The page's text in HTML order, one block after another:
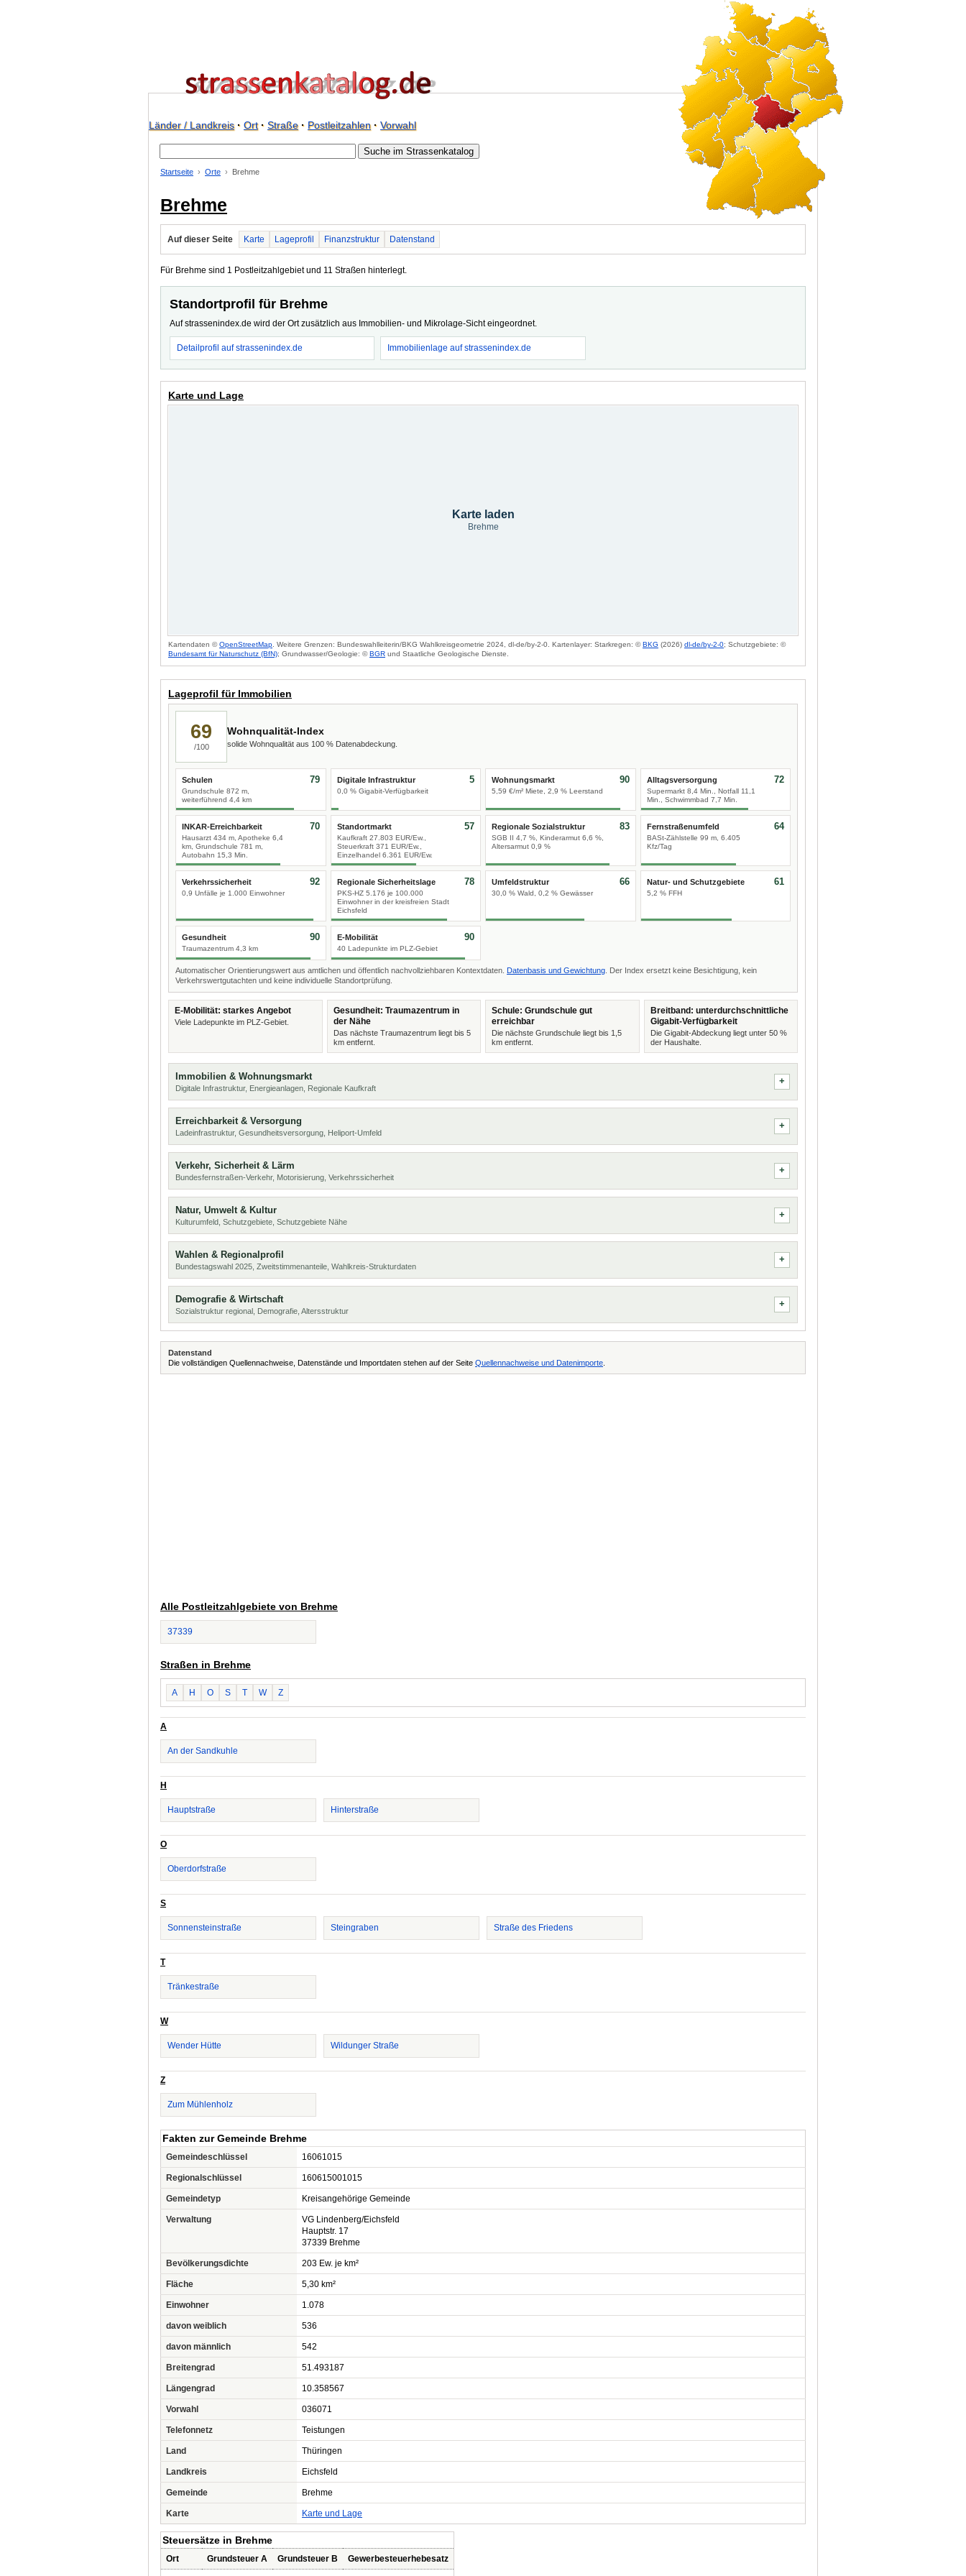
Länder / Landkreis· Ort· Straße· Postleitzahlen· Vorwahl
Startseite Orte Brehme
Brehme
Auf dieser Seite Karte Lageprofil Finanzstruktur Datenstand
Für Brehme sind 1 Postleitzahlgebiet und 11 Straßen hinterlegt.
Standortprofil für Brehme
Auf strassenindex.de wird der Ort zusätzlich aus Immobilien- und Mikrolage-Sicht eingeordnet.
Detailprofil auf strassenindex.de Immobilienlage auf strassenindex.de
Karte und Lage
Karte laden
Brehme
Kartendaten ©OpenStreetMap . Weitere Grenzen: Bundeswahlleiterin/BKG Wahlkreisgeometrie 2024, dl-de/by-2-0. Kartenlayer: Starkregen: ©BKG (2026) dl-de/by-2-0; Schutzgebiete: ©
Bundesamt für Naturschutz (BfN); Grundwasser/Geologie: ©BGR und Staatliche Geologische Dienste.
Lageprofil für Immobilien
69
/100
Wohnqualität-Index
solide Wohnqualität aus 100 % Datenabdeckung.
Schulen
Grundschule 872 m,
weiterführend 4,4 km
79 Digitale Infrastruktur
0,0 % Gigabit-Verfügbarkeit
5 Wohnungsmarkt
5,59 €/m² Miete, 2,9 % Leerstand
90 Alltagsversorgung
Supermarkt 8,4 Min., Notfall 11,1
Min., Schwimmbad 7,7 Min.
72
INKAR-Erreichbarkeit
Hausarzt 434 m, Apotheke 6,4
km, Grundschule 781 m,
Autobahn 15,3 Min.
70 Standortmarkt
Kaufkraft 27.803 EUR/Ew.,
Steuerkraft 371 EUR/Ew.,
Einzelhandel 6.361 EUR/Ew.
57 Regionale Sozialstruktur
SGB II 4,7 %, Kinderarmut 6,6 %,
Altersarmut 0,9 %
83 Fernstraßenumfeld
BASt-Zählstelle 99 m, 6.405
Kfz/Tag
64
Verkehrssicherheit
0,9 Unfälle je 1.000 Einwohner
92 Regionale Sicherheitslage
PKS-HZ 5.176 je 100.000
Einwohner in der kreisfreien Stadt
Eichsfeld
78 Umfeldstruktur
30,0 % Wald, 0,2 % Gewässer
66 Natur- und Schutzgebiete
5,2 % FFH
61
Gesundheit
Traumazentrum 4,3 km
90 E-Mobilität
40 Ladepunkte im PLZ-Gebiet
90
Automatischer Orientierungswert aus amtlichen und öffentlich nachvollziehbaren Kontextdaten. Datenbasis und Gewichtung . Der Index ersetzt keine Besichtigung, kein
Verkehrswertgutachten und keine individuelle Standortprüfung.
E-Mobilität: starkes Angebot
Viele Ladepunkte im PLZ-Gebiet.
Gesundheit: Traumazentrum in
der Nähe
Das nächste Traumazentrum liegt bis 5
km entfernt.
Schule: Grundschule gut
erreichbar
Die nächste Grundschule liegt bis 1,5
km entfernt.
Breitband: unterdurchschnittliche
Gigabit-Verfügbarkeit
Die Gigabit-Abdeckung liegt unter 50 %
der Haushalte.
Immobilien & Wohnungsmarkt
Digitale Infrastruktur, Energieanlagen, Regionale Kaufkraft
Erreichbarkeit & Versorgung
Ladeinfrastruktur, Gesundheitsversorgung, Heliport-Umfeld
Verkehr, Sicherheit & Lärm
Bundesfernstraßen-Verkehr, Motorisierung, Verkehrssicherheit
Natur, Umwelt & Kultur
Kulturumfeld, Schutzgebiete, Schutzgebiete Nähe
Wahlen & Regionalprofil
Bundestagswahl 2025, Zweitstimmenanteile, Wahlkreis-Strukturdaten
Demografie & Wirtschaft
Sozialstruktur regional, Demografie, Altersstruktur
Datenstand
Die vollständigen Quellennachweise, Datenstände und Importdaten stehen auf der Seite Quellennachweise und Datenimporte
Alle Postleitzahlgebiete von Brehme
37339
Straßen in Brehme
A H O S T W Z
A
An der Sandkuhle
H
Hauptstraße Hinterstraße
O
Oberdorfstraße
S
Sonnensteinstraße Steingraben Straße des Friedens
T
Tränkestraße
W
Wender Hütte Wildunger Straße
Z
Zum Mühlenholz
Fakten zur Gemeinde Brehme
Gemeindeschlüssel 16061015
Regionalschlüssel 160615001015
Gemeindetyp Kreisangehörige Gemeinde
Verwaltung
VG Lindenberg/Eichsfeld
Hauptstr. 17
37339 Brehme
Bevölkerungsdichte 203 Ew. je km²
Fläche 5,30 km²
Einwohner 1.078
davon weiblich 536
davon männlich 542
Breitengrad 51.493187
Längengrad 10.358567
Vorwahl 036071
Telefonnetz Teistungen
Land Thüringen
Landkreis Eichsfeld
Gemeinde Brehme
Karte Karte und Lage
Steuersätze in Brehme
Ort Grundsteuer A Grundsteuer B Gewerbesteuerhebesatz